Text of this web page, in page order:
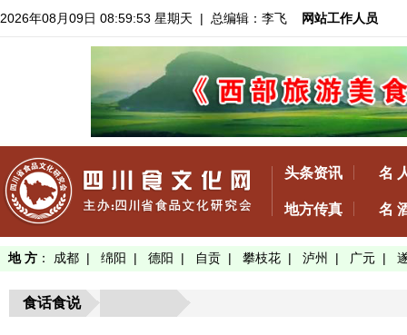
2026年08月09日 08:59:54 星期天 | 总编辑：李飞 网站工作人员
头条资讯 名
地方传真 名
地 方 ： 成都 | 绵阳 | 德阳 | 自贡 | 攀枝花 | 泸州 | 广元 |
食话食说